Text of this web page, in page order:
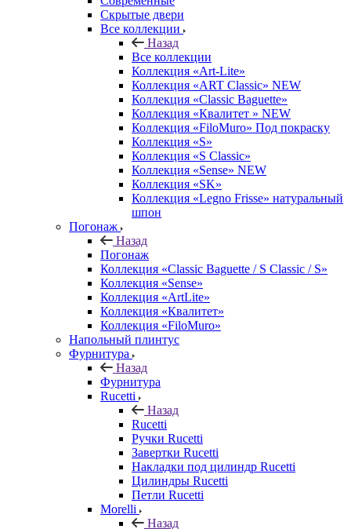
Скрытые двери
Все коллекции
Назад
Все коллекции
Коллекция «Art-Lite»
Коллекция «ART Classic» NEW
Коллекция «Classic Baguette»
Коллекция «Квалитет » NEW
Коллекция «FiloMuro» Под покраску
Коллекция «S»
Коллекция «S Classic»
Коллекция «Sense» NEW
Коллекция «SK»
Коллекция «Legno Frisse» натуральный
шпон
Погонаж
Назад
Погонаж
Коллекция «Classic Baguette / S Classic / S»
Коллекция «Sense»
Коллекция «ArtLite»
Коллекция «Квалитет»
Коллекция «FiloMuro»
Напольный плинтус
Фурнитура
Назад
Фурнитура
Rucetti
Назад
Rucetti
Ручки Rucetti
Завертки Rucetti
Накладки под цилиндр Rucetti
Цилиндры Rucetti
Петли Rucetti
Morelli
Назад